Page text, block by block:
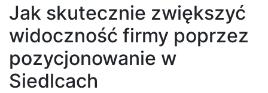
Jak skutecznie zwiększyć
widoczność firmy poprzez
pozycjonowanie w
Siedlcach